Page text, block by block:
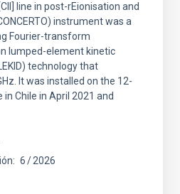
line in post-rEionisation and
instrument was a
Fourier-transform
lumped-element kinetic
technology that
It was installed on the 12-
Chile in April 2021 and
6 2026